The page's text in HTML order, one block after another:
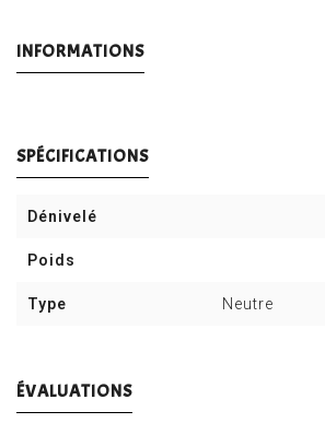
INFORMATIONS
SPÉCIFICATIONS
Dénivelé
Poids
Type Neutre
ÉVALUATIONS